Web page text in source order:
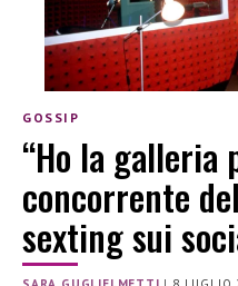
GOSSIP
“Ho la galleria
concorrente
sexting sui